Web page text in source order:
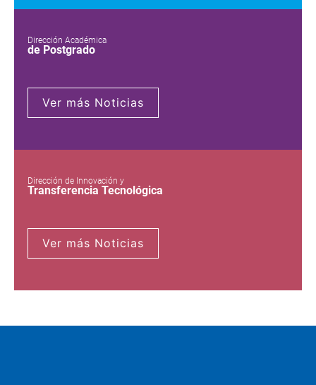
Dirección Académica
de Postgrado
Ver más Noticias
Dirección de Innovación y
Transferencia Tecnológica
Ver más Noticias